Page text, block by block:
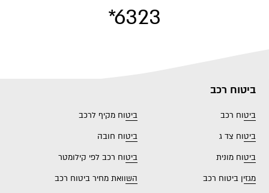
*6323
ביטוח רכב
ביטוח רכב
ביטוח מקיף לרכב
ביטוח צד ג
ביטוח חובה
ביטוח מונית
ביטוח רכב לפי קילומטר
מגזין ביטוח רכב
השוואת מחיר ביטוח רכב